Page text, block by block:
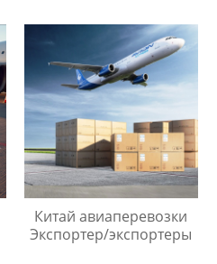
Китай авиаперевозки
Экспортер/экспортеры